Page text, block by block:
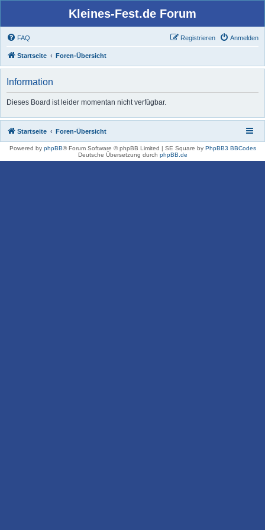
Kleines-Fest.de Forum
FAQ Anmelden
Registrieren
Startseite Foren-Übersicht
Information
Dieses Board ist leider momentan nicht verfügbar.
Startseite Foren-Übersicht
Powered by phpBB® Forum Software © phpBB Limited | SE Square by PhpBB3 BBCodes
Deutsche Übersetzung durch phpBB.de